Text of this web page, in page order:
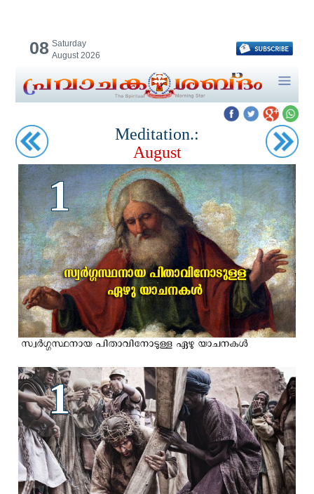
08 Saturday
August 2026
Meditation.:
August
1
സ്വർഗ്ഗസ്ഥനായ പിതാവിനോടുള്ള ഏഴു യാചനകള്‍
1